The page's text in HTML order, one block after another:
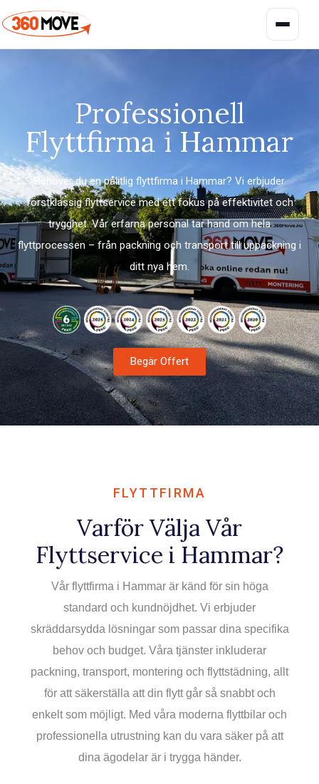
Bohagsflytt
För lägenhet, villa och radhus
Kontorsflytt
För kontor och verksamheter
Magasinering
Flexibel förvaring av bohag
Flyttstädning
Städning inför överlämning
Flyttfirma Malmö
Flytthjälp i Malmö med omnejd
Flyttfirma Ystad
Trygg flytthjälp i södra Skåne
Flyttfirma Lund
Professionell flytthjälp i Lund
Flyttfirma Helsingborg
Lokala och långväga flyttar
Flytt för privatpersoner och företag
Professionell
Flyttfirma i Hammar
Behöver du en pålitlig flyttfirma i Hammar? Vi erbjuder
förstklassig flyttservice med ett fokus på effektivitet och
trygghet. Vår erfarna personal tar hand om hela
flyttprocessen – från packning och transport till uppackning i
ditt nya hem.
Begär Offert
FLYTTFIRMA
Varför Välja Vår
Flyttservice i Hammar?
Vår flyttfirma i Hammar är känd för sin höga
standard och kundnöjdhet. Vi erbjuder
skräddarsydda lösningar som passar dina specifika
behov och budget. Våra tjänster inkluderar
packning, transport, montering och flyttstädning, allt
för att säkerställa att din flytt går så snabbt och
enkelt som möjligt. Med våra moderna flyttbilar och
professionella utrustning kan du vara säker på att
dina ägodelar är i trygga händer.